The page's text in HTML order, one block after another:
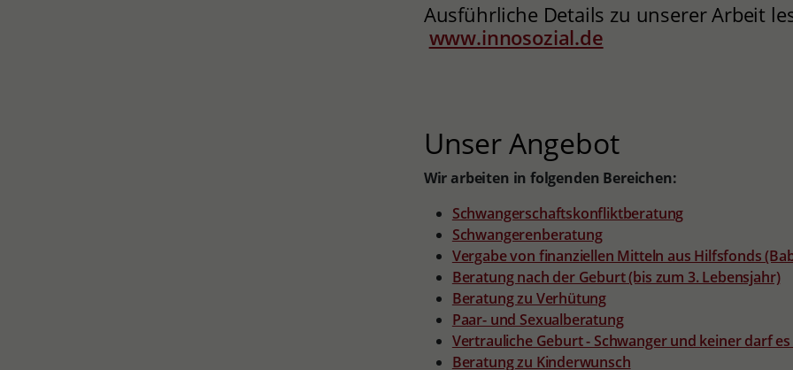
Ausführliche Details zu unserer Arbeit
www.innosozial.de
Unser Angebot
Wir arbeiten in folgenden Bereichen:
Schwangerschaftskonfliktberatung
Schwangerenberatung
Vergabe von finanziellen Mitteln aus Hilfsfonds
Beratung nach der Geburt (bis zum 3. Lebensjahr)
Beratung zu Verhütung
Paar- und Sexualberatung
Vertrauliche Geburt - Schwanger und keiner darf
Beratung zu Kinderwunsch